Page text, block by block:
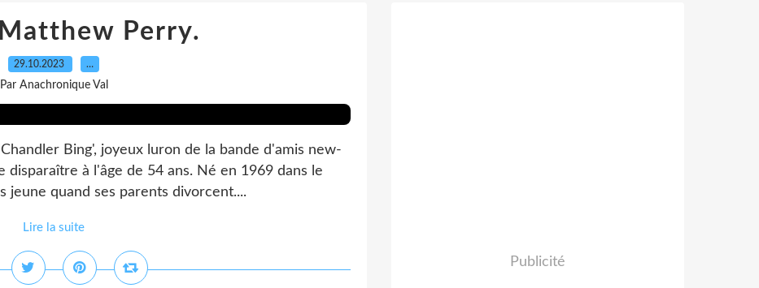
Perry.
29.10.2023 …
Par Anachronique Val
Bing', joyeux luron de la bande d'amis new-
disparaître à l'âge de 54 ans. Né en 1969 dans le
jeune quand ses parents divorcent....
Lire la suite
Publicité